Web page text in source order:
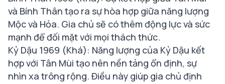
và Bính Thân tạo ra sự hòa hợp giữa năng lượng
Mộc và Hỏa. Gia chủ sẽ có thêm động lực và sức
mạnh để đối mặt với mọi thách thức.
Kỷ Dậu 1969 (Khá): Năng lượng của Kỷ Dậu kết
hợp với Tân Mùi tạo nên nền tảng ổn định, sự
nhìn xa trông rộng. Điều này giúp gia chủ định